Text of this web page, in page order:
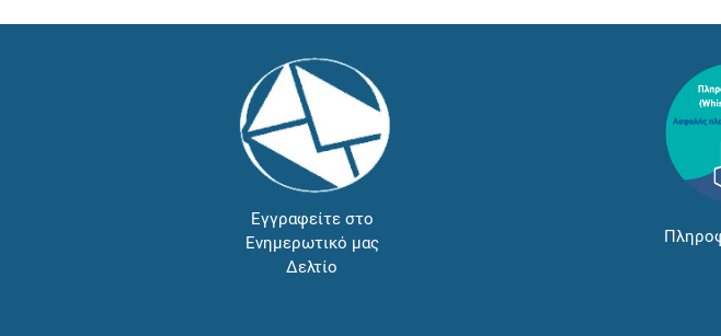
Εγγραφείτε στο
Ενημερωτικό μας
Δελτίο